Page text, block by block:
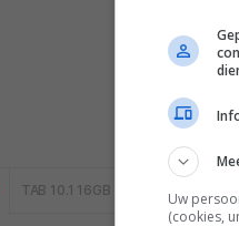
TAB 10.1 16GB 3G
Uw
(cookies,